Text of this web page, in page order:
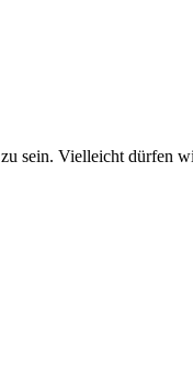
Vielleicht dürfen